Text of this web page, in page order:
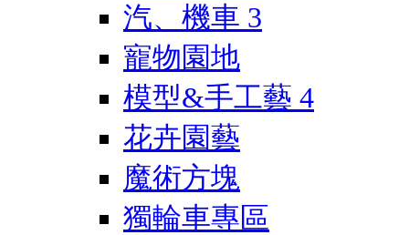
汽、機車 3
寵物園地
模型&手工藝 4
花卉園藝
魔術方塊
獨輪車專區